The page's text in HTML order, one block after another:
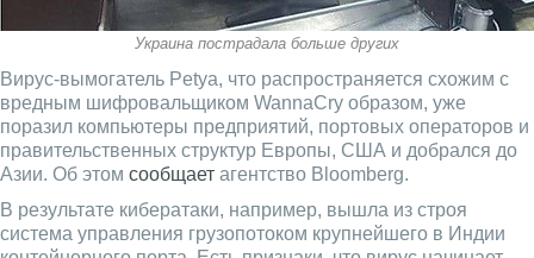
Украина пострадала больше других
Вирус-вымогатель Petya, что распространяется схожим с
вредным шифровальщиком WannaCry образом, уже
поразил компьютеры предприятий, портовых операторов и
правительственных структур Европы, США и добрался до
Азии. Об этом сообщает агентство Bloomberg.
В результате кибератаки, например, вышла из строя
система управления грузопотоком крупнейшего в Индии